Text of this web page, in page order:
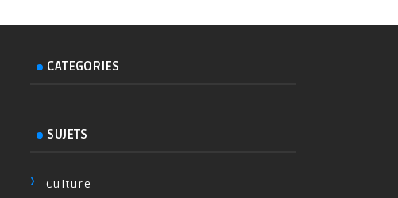
CATEGORIES
SUJETS
Culture